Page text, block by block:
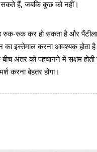
सकते हैं, जबकि कुछ को नहीं।
रुक-रुक कर हो सकता है और
का इस्तेमाल करना आवश्यक होता
अंतर को पहचानने में सक्षम
करना बेहतर होगा।